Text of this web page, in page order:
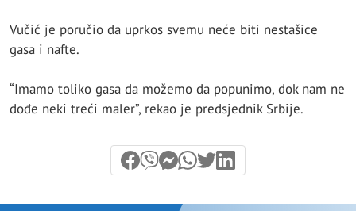
Vučić je poručio da uprkos svemu neće biti nestašice
gasa i nafte.
“Imamo toliko gasa da možemo da popunimo, dok nam ne
dođe neki treći maler”, rekao je predsjednik Srbije.